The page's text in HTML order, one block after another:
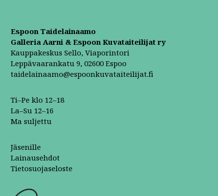
Espoon Taidelainaamo
Galleria Aarni & Espoon Kuvataiteilijat ry
Kauppakeskus Sello, Viaporintori
Leppävaarankatu 9, 02600 Espoo
taidelainaamo@espoonkuvataiteilijat.fi
Ti–Pe klo 12–18
La–Su 12–16
Ma suljettu
Jäsenille
Lainausehdot
Tietosuojaseloste